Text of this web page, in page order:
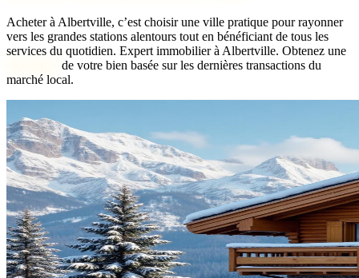
Acheter à Albertville, c’est choisir une ville pratique pour rayonner
vers les grandes stations alentours tout en bénéficiant de tous les
services du quotidien. Expert immobilier à Albertville. Obtenez une
de votre bien basée sur les dernières transactions du
marché local.